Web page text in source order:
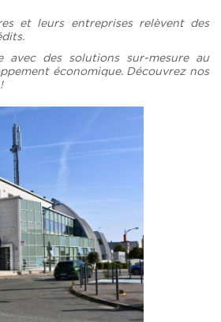
et leurs entreprises relèvent des
avec des solutions sur-mesure au
économique. Découvrez nos